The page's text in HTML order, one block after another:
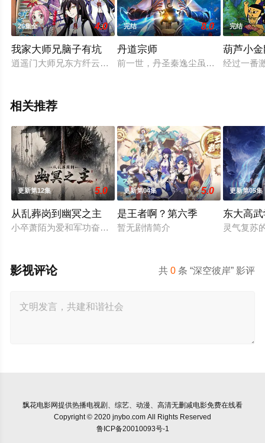
26集全 4.0
我家大师兄脑子有坑
逍遥门大师兄东方纤云，风流倜傥，玉树临风。作为一个穿越
完结 8.0
丹道宗师
前一世，丹圣秦逸尘虽然拥有着冠绝
完结
葫芦小
经过一番
相关推荐
更新第12集 5.0
从乱葬岗到幽冥之主
小卒萧陌为爱和军功奋斗三年，却被恋人柳莺儿与将军之子赵
更新第04集 5.0
是王者啊？第六季
暂无剧情简介
更新第05集
东大高
灵气复苏
共0 条 “深空彼岸” 影评
影视评论
飘花电影网提供热播电视剧、综艺、动漫、高清无删减电影免费在线看
Copyright © 2020 jnybo.com All Rights Reserved
鲁ICP备20010093号-1